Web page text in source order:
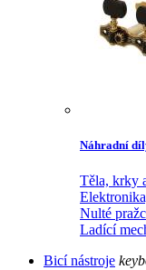
Náhradní
Těla, krky
Nulté
Ladící
Bicí nástroje